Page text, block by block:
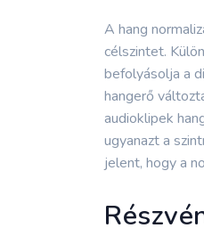
A hang
célszintet.
befolyásolja a
hangerő
audioklipek
ugyanazt a
jelent, hogy a